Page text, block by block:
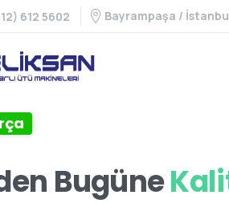
612 5602 Bayrampaşa /
Bugüne